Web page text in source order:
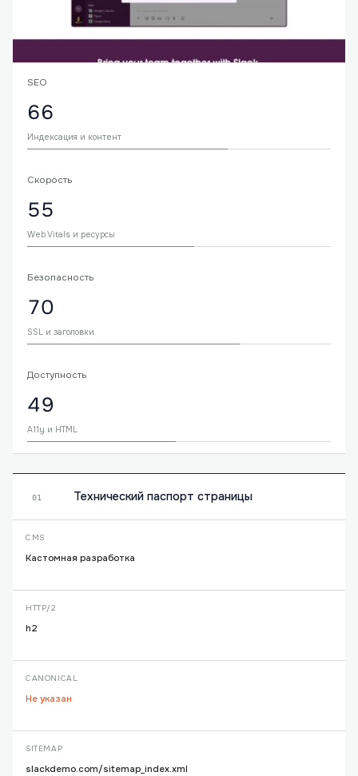
SEO
66
Индексация и контент
Скорость
55
Web Vitals и ресурсы
Безопасность
70
SSL и заголовки
Доступность
49
A11y и HTML
01 Технический паспорт страницы
CMS
Кастомная разработка
HTTP/2
h2
CANONICAL
Не указан
SITEMAP
slackdemo.com/sitemap_index.xml